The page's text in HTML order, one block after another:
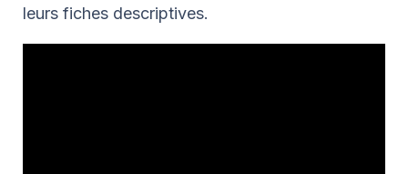
leurs fiches descriptives.